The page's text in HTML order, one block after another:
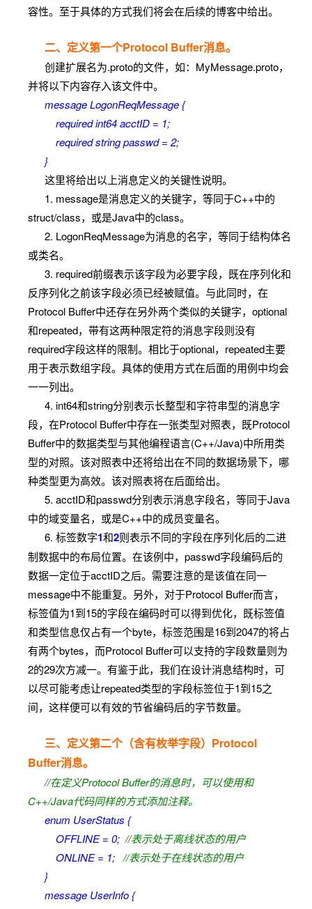
容性。至于具体的方式我们将会在后续的博客中给出。
二、定义第一个Protocol Buffer消息。
创建扩展名为.proto的文件，如：MyMessage.proto，
并将以下内容存入该文件中。
message LogonReqMessage {
required int64 acctID = 1;
required string passwd = 2;
}
这里将给出以上消息定义的关键性说明。
1. message是消息定义的关键字，等同于C++中的
struct/class，或是Java中的class。
2. LogonReqMessage为消息的名字，等同于结构体名
或类名。
3. required前缀表示该字段为必要字段，既在序列化和
反序列化之前该字段必须已经被赋值。与此同时，在
Protocol Buffer中还存在另外两个类似的关键字，optional
和repeated，带有这两种限定符的消息字段则没有
required字段这样的限制。相比于optional，repeated主要
用于表示数组字段。具体的使用方式在后面的用例中均会
一一列出。
4. int64和string分别表示长整型和字符串型的消息字
段，在Protocol Buffer中存在一张类型对照表，既Protocol
Buffer中的数据类型与其他编程语言(C++/Java)中所用类
型的对照。该对照表中还将给出在不同的数据场景下，哪
种类型更为高效。该对照表将在后面给出。
5. acctID和passwd分别表示消息字段名，等同于Java
中的域变量名，或是C++中的成员变量名。
6. 标签数字1和2则表示不同的字段在序列化后的二进
制数据中的布局位置。在该例中，passwd字段编码后的
数据一定位于acctID之后。需要注意的是该值在同一
message中不能重复。另外，对于Protocol Buffer而言，
标签值为1到15的字段在编码时可以得到优化，既标签值
和类型信息仅占有一个byte，标签范围是16到2047的将占
有两个bytes，而Protocol Buffer可以支持的字段数量则为
2的29次方减一。有鉴于此，我们在设计消息结构时，可
以尽可能考虑让repeated类型的字段标签位于1到15之
间，这样便可以有效的节省编码后的字节数量。
三、定义第二个（含有枚举字段）Protocol
Buffer消息。
//在定义Protocol Buffer的消息时，可以使用和
C++/Java代码同样的方式添加注释。
enum UserStatus {
OFFLINE = 0;//表示处于离线状态的用户
ONLINE = 1;//表示处于在线状态的用户
}
message UserInfo {